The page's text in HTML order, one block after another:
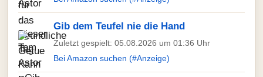
Gib dem Teufel nie die Hand
Zuletzt gespielt: 05.08.2026 um 01:36 Uhr
Bei Amazon suchen (#Anzeige)